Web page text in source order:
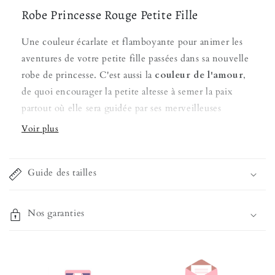
Robe Princesse Rouge Petite Fille
Une couleur écarlate et flamboyante pour animer les
aventures de votre petite fille passées dans sa nouvelle
robe de princesse. C'est aussi la couleur de l'amour,
de quoi encourager la petite altesse à semer la paix
partout où elle sera guidée par ses merveilleuses
histoires.
Dotée d'un voilage doublé en tulle, le rendu demeure
reine . Nous avons sélectionné un tissu satiné pour le
Guide des tailles
Nos garanties